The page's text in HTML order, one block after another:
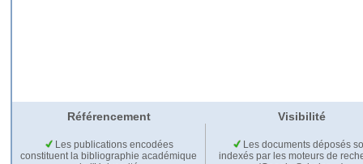
Référencement Visibilité
Les publications encodées
constituent la bibliographie académique
Les documents déposés
indexés par les moteurs de